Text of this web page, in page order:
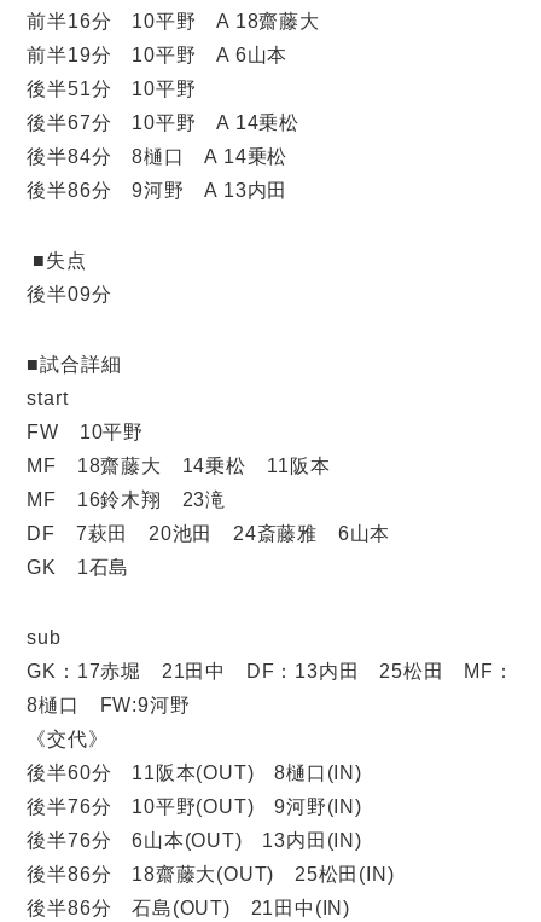
前半16分 10平野 A 18齋藤大
前半19分 10平野 A 6山本
後半51分 10平野
後半67分 10平野 A 14乗松
後半84分 8樋口 A 14乗松
後半86分 9河野 A 13内田
■失点
後半09分
■試合詳細
start
FW 10平野
MF 18齋藤大 14乗松 11阪本
MF 16鈴木翔 23滝
DF 7萩田 20池田 24斎藤雅 6山本
GK 1石島
sub
GK：17赤堀 21田中 DF：13内田 25松田 MF：
8樋口 FW:9河野
《交代》
後半60分 11阪本(OUT) 8樋口(IN)
後半76分 10平野(OUT) 9河野(IN)
後半76分 6山本(OUT) 13内田(IN)
後半86分 18齋藤大(OUT) 25松田(IN)
後半86分 石島(OUT) 21田中(IN)